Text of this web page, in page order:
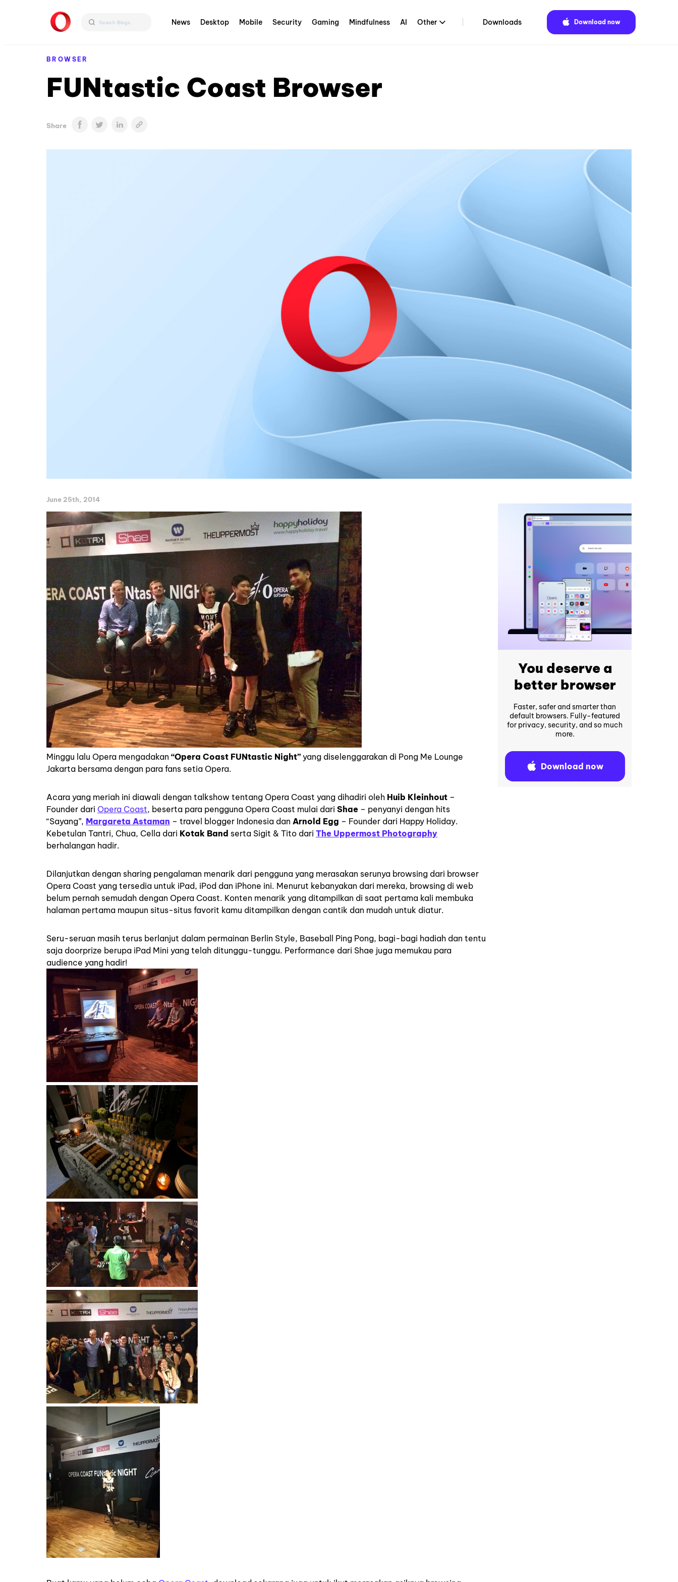
News Desktop Mobile Security Gaming Mindfulness AI Other Downloads Download now
BROWSER
FUNtastic Coast Browser
Share
June 25th, 2014
Minggu lalu Opera mengadakan “Opera Coast FUNtastic Night”yang diselenggarakan di Pong Me Lounge
Jakarta bersama dengan para fans setia Opera.
Acara yang meriah ini diawali dengan talkshow tentang Opera Coast yang dihadiri oleh Huib Kleinhout –
Founder dari Opera Coast, beserta para pengguna Opera Coast mulai dari Shae – penyanyi dengan hits
“Sayang”, Margareta Astaman – travel blogger Indonesia dan Arnold Egg – Founder dari Happy Holiday.
Kebetulan Tantri, Chua, Cella dari Kotak Band serta Sigit & Tito dari The Uppermost Photography
berhalangan hadir.
Dilanjutkan dengan sharing pengalaman menarik dari pengguna yang merasakan serunya browsing dari browser
Opera Coast yang tersedia untuk iPad, iPod dan iPhone ini. Menurut kebanyakan dari mereka, browsing di web
belum pernah semudah dengan Opera Coast. Konten menarik yang ditampilkan di saat pertama kali membuka
halaman pertama maupun situs-situs favorit kamu ditampilkan dengan cantik dan mudah untuk diatur.
Seru-seruan masih terus berlanjut dalam permainan Berlin Style, Baseball Ping Pong, bagi-bagi hadiah dan tentu
saja doorprize berupa iPad Mini yang telah ditunggu-tunggu. Performance dari Shae juga memukau para
audience yang hadir!
You deserve a
better browser
Faster, safer and smarter than
default browsers. Fully-featured
for privacy, security, and so much
more.
Download now